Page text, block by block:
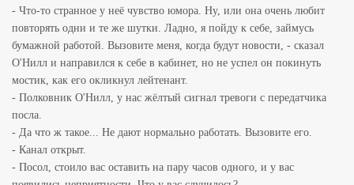
- Что-то странное у неё чувство юмора. Ну, или она очень любит
повторять одни и те же шутки. Ладно, я пойду к себе, займусь
бумажной работой. Вызовите меня, когда будут новости, - сказал
О'Нилл и направился к себе в кабинет, но не успел он покинуть
мостик, как его окликнул лейтенант.
- Полковник О'Нилл, у нас жёлтый сигнал тревоги с передатчика
посла.
- Да что ж такое... Не дают нормально работать. Вызовите его.
- Канал открыт.
- Посол, стоило вас оставить на пару часов одного, и у вас